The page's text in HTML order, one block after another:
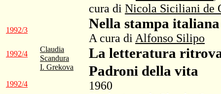
cura di Nicola Siciliani de
1992/3 Nella stampa italiana
A cura di Alfonso Silipo
1992/4
Claudia
Scandura
La letteratura
1992/4
I. Grekova Padroni della vita
1960